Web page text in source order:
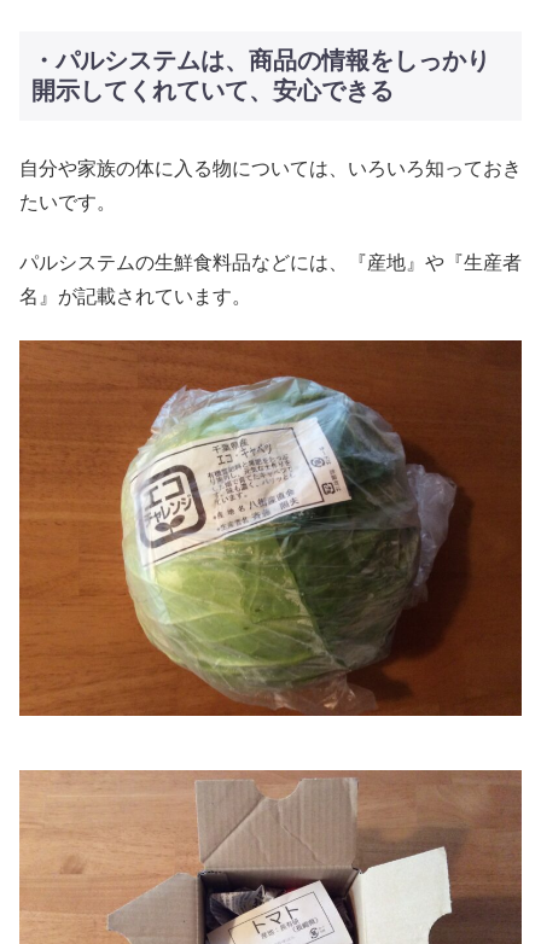
・パルシステムは、商品の情報をしっかり
開示してくれていて、安心できる
自分や家族の体に入る物については、いろいろ知っておき
たいです。
パルシステムの生鮮食料品などには、『産地』や『生産者
名』が記載されています。